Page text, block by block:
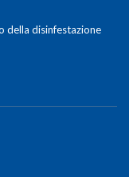
della disinfestazione